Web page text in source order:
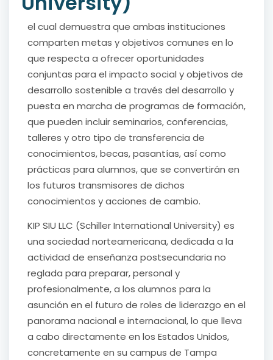
el cual demuestra que ambas instituciones
comparten metas y objetivos comunes en lo
que respecta a ofrecer oportunidades
conjuntas para el impacto social y objetivos de
desarrollo sostenible a través del desarrollo y
puesta en marcha de programas de formación,
que pueden incluir seminarios, conferencias,
talleres y otro tipo de transferencia de
conocimientos, becas, pasantías, así como
prácticas para alumnos, que se convertirán en
los futuros transmisores de dichos
conocimientos y acciones de cambio.
KIP SIU LLC (Schiller International University) es
una sociedad norteamericana, dedicada a la
actividad de enseñanza postsecundaria no
reglada para preparar, personal y
profesionalmente, a los alumnos para la
asunción en el futuro de roles de liderazgo en el
panorama nacional e internacional, lo que lleva
a cabo directamente en los Estados Unidos,
concretamente en su campus de Tampa